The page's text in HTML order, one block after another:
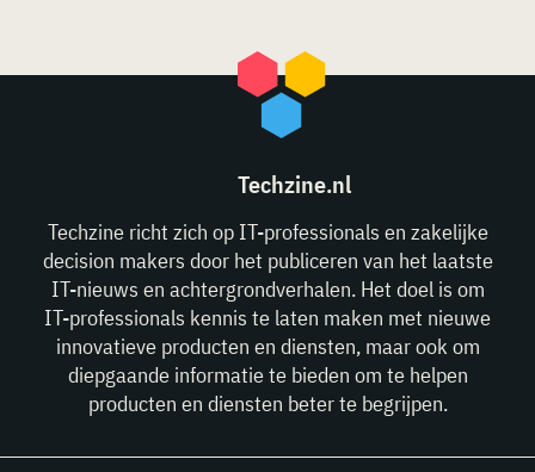
Techzine.nl
Techzine richt zich op IT-professionals en zakelijke
decision makers door het publiceren van het laatste
IT-nieuws en achtergrondverhalen. Het doel is om
IT-professionals kennis te laten maken met nieuwe
innovatieve producten en diensten, maar ook om
diepgaande informatie te bieden om te helpen
producten en diensten beter te begrijpen.